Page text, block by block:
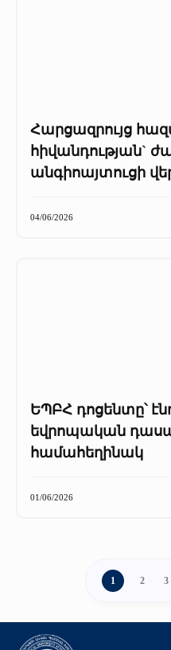
Հարցազրույց
հիվանդության`
անգիոայտուցի
04/06/2026
ԵՊԲՀ դոցենտը՝
եվրոպական
համահեղինակ
01/06/2026
1 2 3